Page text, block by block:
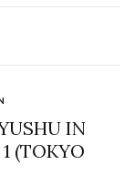
IN
(TOKYO